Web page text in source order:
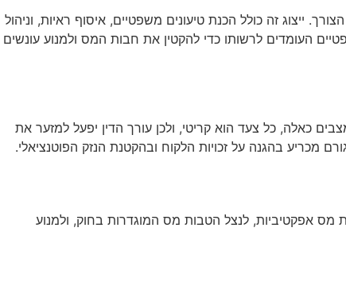
זה כולל הכנת טיעונים משפטיים, איסוף ראיות, וניהול
העומדים לרשותו כדי להקטין את חבות המס ולמנוע עונשים
כאלה, כל צעד הוא קריטי, ולכן עורך הדין יפעל למזער את
מכריע בהגנה על זכויות הלקוח ובהקטנת הנזק הפוטנציאלי.
מס אפקטיביות, לנצל הטבות מס המוגדרות בחוק, ולמנוע